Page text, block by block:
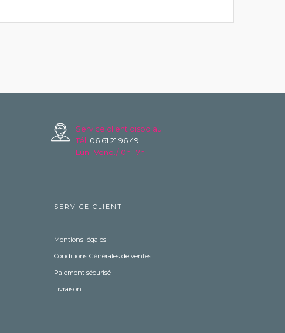
Service client dispo au
Tél: 06 61 21 96 49
Lun.-Vend./10h-17h
SERVICE CLIENT
Mentions légales
Conditions Générales de ventes
Paiement sécurisé
Livraison